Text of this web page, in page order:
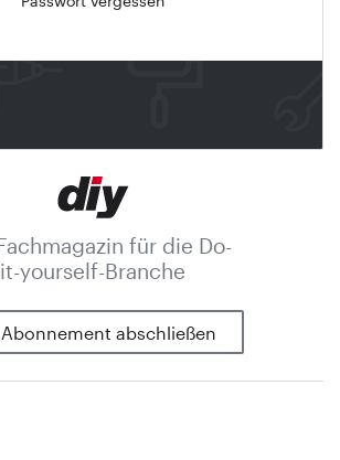
für die Do-
it-yourself-Branche
Abonnement abschließen